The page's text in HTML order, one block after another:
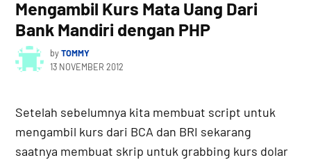
Mengambil Kurs Mata Uang Dari
Bank Mandiri dengan PHP
byTOMMY
13 NOVEMBER 2012
Setelah sebelumnya kita membuat script untuk
mengambil kurs dari BCA dan BRI sekarang
saatnya membuat skrip untuk grabbing kurs dolar